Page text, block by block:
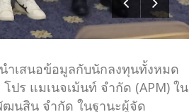
ำเสนอข้อมูลกับนักลงทุนทั้งหมด
ปร แมเนจเม้นท์ จำกัด (APM) ใน
ฒนสิน จำกัด ในฐานะผู้จัด